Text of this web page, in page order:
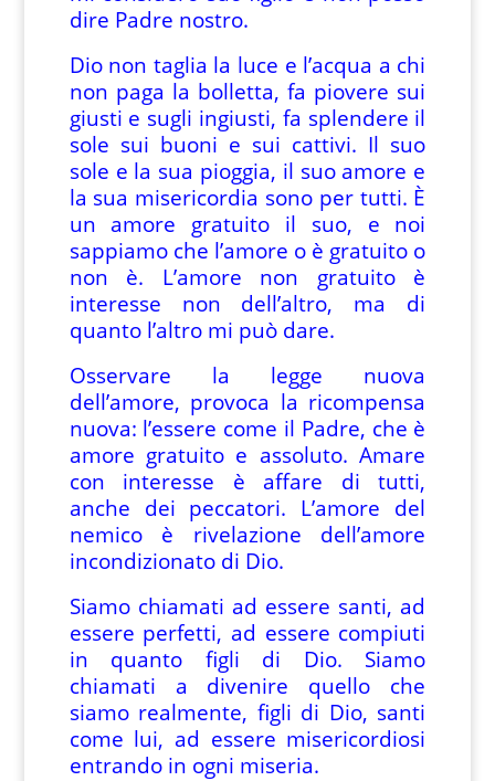
dire Padre nostro.
Dio non taglia la luce e l’acqua a chi
non paga la bolletta, fa piovere sui
giusti e sugli ingiusti, fa splendere il
sole sui buoni e sui cattivi. Il suo
sole e la sua pioggia, il suo amore e
la sua misericordia sono per tutti. È
un amore gratuito il suo, e noi
sappiamo che l’amore o è gratuito o
non è. L’amore non gratuito è
interesse non dell’altro, ma di
quanto l’altro mi può dare.
Osservare la legge nuova
dell’amore, provoca la ricompensa
nuova: l’essere come il Padre, che è
amore gratuito e assoluto. Amare
con interesse è affare di tutti,
anche dei peccatori. L’amore del
nemico è rivelazione dell’amore
incondizionato di Dio.
Siamo chiamati ad essere santi, ad
essere perfetti, ad essere compiuti
in quanto figli di Dio. Siamo
chiamati a divenire quello che
siamo realmente, figli di Dio, santi
come lui, ad essere misericordiosi
entrando in ogni miseria.